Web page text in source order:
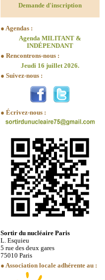
Demande d'inscription
● Agendas :
Agenda MILITANT &
INDÉPENDANT
● Rencontrons-nous :
Jeudi 16 juillet 2026.
● Suivez-nous :
● Écrivez-nous :
Sortir du nucléaire Paris
L. Esquieu
5 rue des deux gares
75010 Paris
● Association locale adhérente au :